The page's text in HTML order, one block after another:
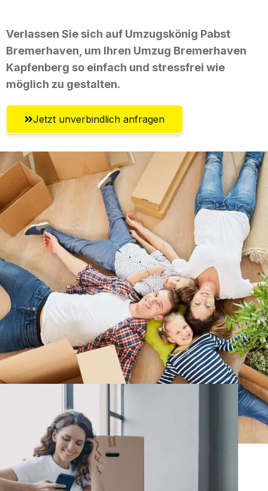
Verlassen Sie sich auf Umzugskönig Pabst
Bremerhaven, um Ihren Umzug Bremerhaven
Kapfenberg so einfach und stressfrei wie
möglich zu gestalten.
Jetzt unverbindlich anfragen